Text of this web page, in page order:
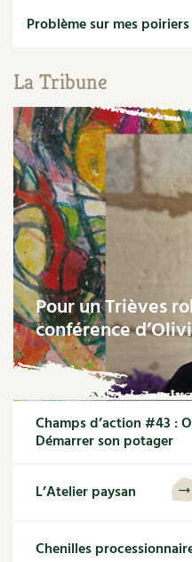
Problème sur mes poiriers
La Tribune
Pour un Trièves
conférence
Champs d’action #43 :
Démarrer son potager
L’Atelier paysan
Chenilles